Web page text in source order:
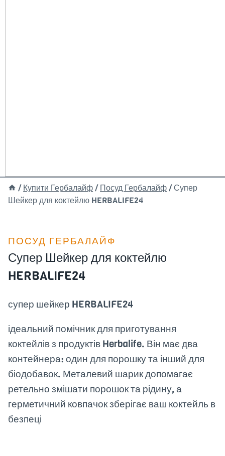
/ Купити Гербалайф/ Посуд Гербалайф/Супер
Шейкер для коктейлю HERBALIFE24
ПОСУД ГЕРБАЛАЙФ
Супер Шейкер для коктейлю
HERBALIFE24
супер шейкер HERBALIFE24
ідеальний помічник для приготування
коктейлів з продуктів Herbalife. Він має два
контейнера: один для порошку та інший для
біодобавок. Металевий шарик допомагає
ретельно змішати порошок та рідину, а
герметичний ковпачок зберігає ваш коктейль в
безпеці